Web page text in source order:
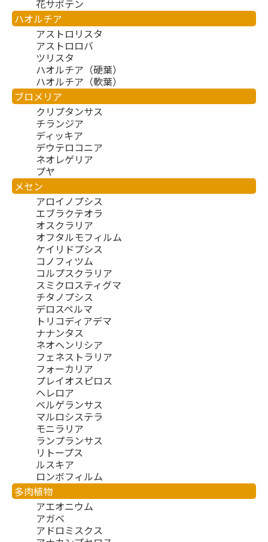
花サボテン
ハオルチア
アストロリスタ
アストロロバ
ツリスタ
ハオルチア（硬葉）
ハオルチア（軟葉）
ブロメリア
クリプタンサス
チランジア
ディッキア
デウテロコニア
ネオレゲリア
プヤ
メセン
アロイノプシス
エブラクテオラ
オスクラリア
オフタルモフィルム
ケイリドプシス
コノフィツム
コルプスクラリア
スミクロスティグマ
チタノプシス
デロスペルマ
トリコディアデマ
ナナンタス
ネオヘンリシア
フェネストラリア
フォーカリア
プレイオスピロス
ヘレロア
ベルゲランサス
マルロシステラ
モニラリア
ランプランサス
リトープス
ルスキア
ロンボフィルム
多肉植物
アエオニウム
アガベ
アドロミスクス